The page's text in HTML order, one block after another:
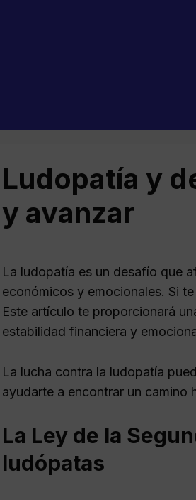
Ludopatía y
y avanzar
La ludopatía es un desafío que
económicos y emocionales. Si
Este artículo te proporcionará
estabilidad financiera y
La lucha contra la ludopatía
ayudarte a encontrar un camino
La Ley de la
ludópatas